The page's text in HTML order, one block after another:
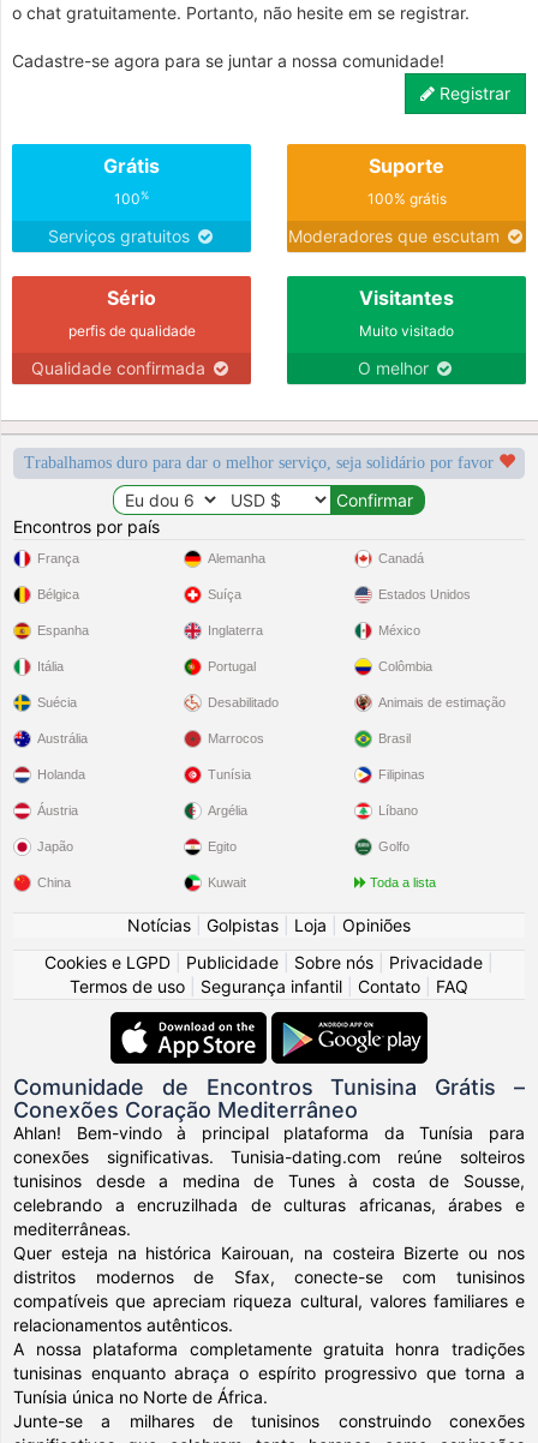
o chat gratuitamente. Portanto, não hesite em se registrar.
Cadastre-se agora para se juntar a nossa comunidade!
Registrar
Grátis
100%
Serviços gratuitos
Suporte
100% grátis
Moderadores que escutam
Sério
perfis de qualidade
Qualidade confirmada
Visitantes
Muito visitado
O melhor
Trabalhamos duro para dar o melhor serviço, seja solidário por favor
Encontros por país
França
Bélgica
Espanha
Itália
Suécia
Alemanha
Suíça
Inglaterra
Portugal
Desabilitado
Canadá
Estados Unidos
México
Colômbia
Animais de estimação
Austrália
Holanda
Áustria
Japão
China
Marrocos
Tunísia
Argélia
Egito
Kuwait
Brasil
Filipinas
Líbano
Golfo
Toda a lista
Notícias Golpistas Loja
Opiniões
Cookies e LGPD
Publicidade Sobre nós Privacidade
Termos de uso
Segurança infantil Contato FAQ
Comunidade de Encontros Tunisina Grátis –
Conexões Coração Mediterrâneo
Ahlan! Bem-vindo à principal plataforma da Tunísia para
conexões significativas. Tunisia-dating.com reúne solteiros
tunisinos desde a medina de Tunes à costa de Sousse,
celebrando a encruzilhada de culturas africanas, árabes e
mediterrâneas.
Quer esteja na histórica Kairouan, na costeira Bizerte ou nos
distritos modernos de Sfax, conecte-se com tunisinos
compatíveis que apreciam riqueza cultural, valores familiares e
relacionamentos autênticos.
A nossa plataforma completamente gratuita honra tradições
tunisinas enquanto abraça o espírito progressivo que torna a
Tunísia única no Norte de África.
Junte-se a milhares de tunisinos construindo conexões